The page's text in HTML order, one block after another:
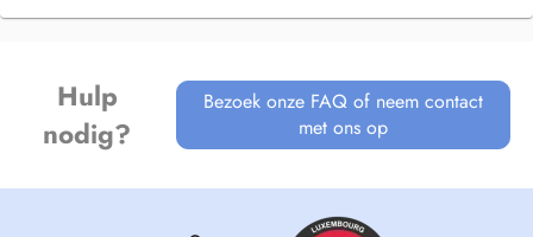
Hulp
nodig?
Bezoek onze FAQ of neem contact
met ons op